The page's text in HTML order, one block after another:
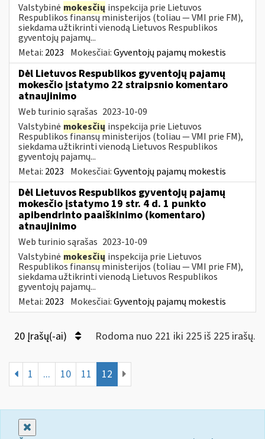
Valstybinė mokesčių inspekcija prie Lietuvos
Respublikos finansų ministerijos (toliau — VMI prie FM),
siekdama užtikrinti vienodą Lietuvos Respublikos
gyventojų pajamų...
Metai: 2023 Mokesčiai:Gyventojų pajamų mokestis
Dėl Lietuvos Respublikos gyventojų pajamų
mokesčio įstatymo 22 straipsnio komentaro
atnaujinimo
Web turinio sąrašas 2023-10-09
Valstybinė mokesčių inspekcija prie Lietuvos
Respublikos finansų ministerijos (toliau — VMI prie FM),
siekdama užtikrinti vienodą Lietuvos Respublikos
gyventojų pajamų...
Metai: 2023 Mokesčiai:Gyventojų pajamų mokestis
Dėl Lietuvos Respublikos gyventojų pajamų
mokesčio įstatymo 19 str. 4 d. 1 punkto
apibendrinto paaiškinimo (komentaro)
atnaujinimo
Web turinio sąrašas 2023-10-09
Valstybinė mokesčių inspekcija prie Lietuvos
Respublikos finansų ministerijos (toliau — VMI prie FM),
siekdama užtikrinti vienodą Lietuvos Respublikos
gyventojų pajamų...
Metai: 2023 Mokesčiai:Gyventojų pajamų mokestis
20 Įrašų(-ai) Rodoma nuo 221 iki 225 iš 225 irašų.
1 ... 10 11 12